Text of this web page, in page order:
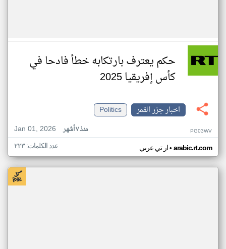
حكم يعترف بارتكابه خطأ فادحا في
كأس إفريقيا 2025
اخبار جزر القمر
Politics
Jan 01, 2026
منذ ٧ أشهر PG03WV
ار تي عربي• arabic.rt.com عدد الكلمات: ٢٢٣